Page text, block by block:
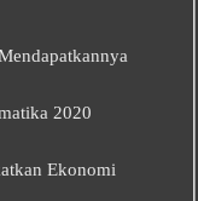
2020
Ekonomi